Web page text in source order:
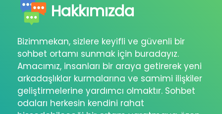
Hakkımızda
Bizimmekan, sizlere keyifli ve güvenli bir
sohbet ortamı sunmak için buradayız.
Amacımız, insanları bir araya getirerek yeni
arkadaşlıklar kurmalarına ve samimi ilişkiler
geliştirmelerine yardımcı olmaktır. Sohbet
odaları herkesin kendini rahat